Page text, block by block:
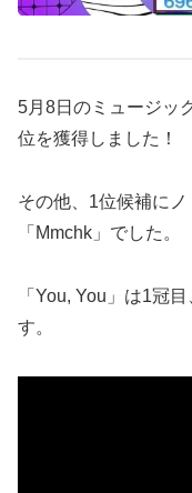
5月8日のミュージッ
位を獲得しました！
その他、1位候補に
「Mmchk」でした。
「You, You」は1冠
す。